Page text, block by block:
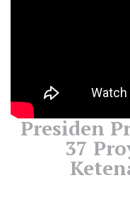
Presiden
37